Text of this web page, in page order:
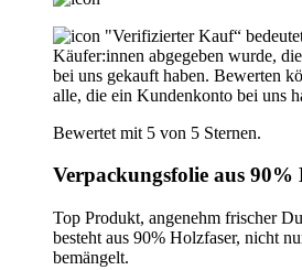
"Verifizierter Kauf“
Käufer:innen abgegeben wurde,
bei uns gekauft haben. Bewerten
alle, die ein Kundenkonto bei uns
Bewertet mit 5 von 5 Sternen.
Verpackungsfolie aus 90%
Top Produkt, angenehm frischer
besteht aus 90% Holzfaser, nicht
bemängelt.